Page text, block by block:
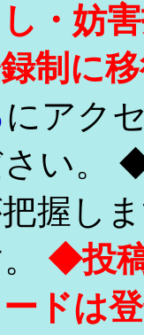
・妨
制に
にアク
い。
握し
◆投
ドは